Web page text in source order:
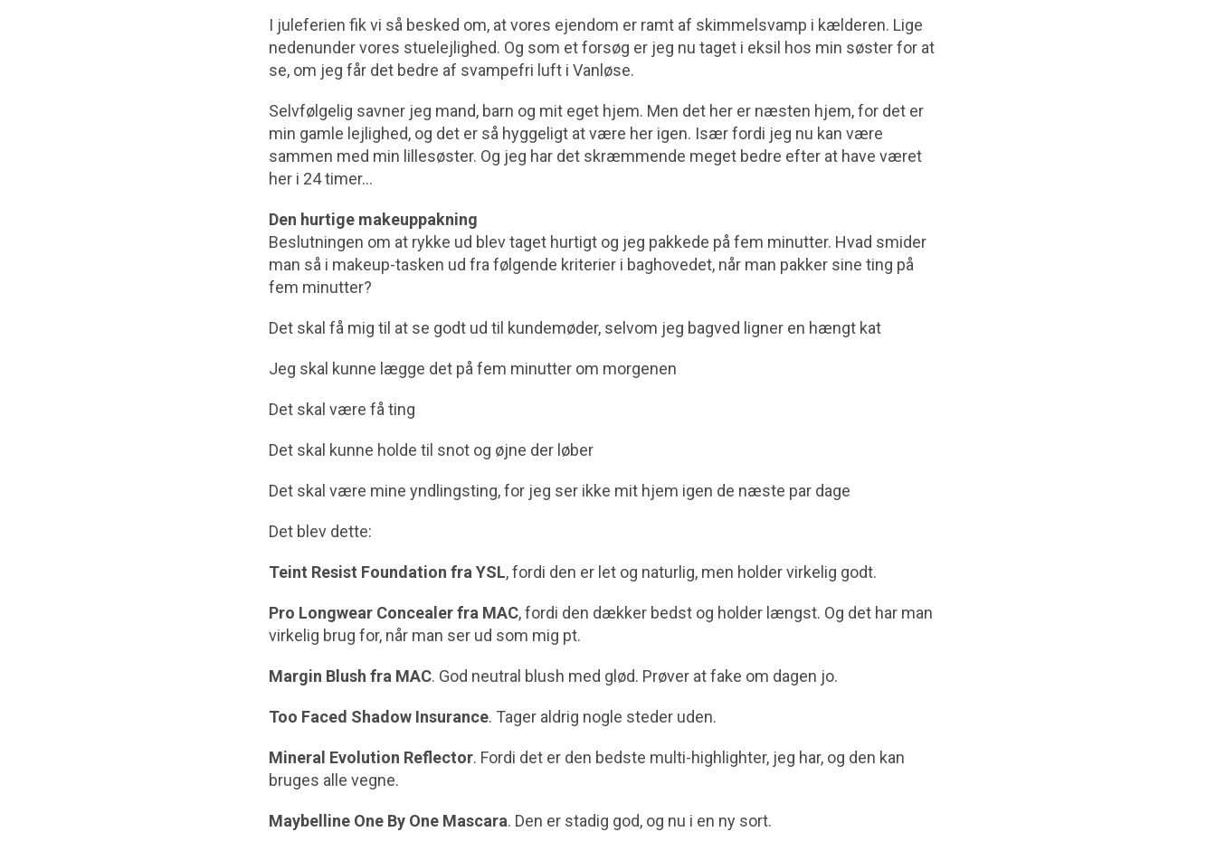
I juleferien fik vi så besked om, at vores ejendom er ramt af skimmelsvamp i kælderen. Lige
nedenunder vores stuelejlighed. Og som et forsøg er jeg nu taget i eksil hos min søster for at
se, om jeg får det bedre af svampefri luft i Vanløse.
Selvfølgelig savner jeg mand, barn og mit eget hjem. Men det her er næsten hjem, for det er
min gamle lejlighed, og det er så hyggeligt at være her igen. Især fordi jeg nu kan være
sammen med min lillesøster. Og jeg har det skræmmende meget bedre efter at have været
her i 24 timer…
Den hurtige makeuppakning
Beslutningen om at rykke ud blev taget hurtigt og jeg pakkede på fem minutter. Hvad smider
man så i makeup-tasken ud fra følgende kriterier i baghovedet, når man pakker sine ting på
fem minutter?
Det skal få mig til at se godt ud til kundemøder, selvom jeg bagved ligner en hængt kat
Jeg skal kunne lægge det på fem minutter om morgenen
Det skal være få ting
Det skal kunne holde til snot og øjne der løber
Det skal være mine yndlingsting, for jeg ser ikke mit hjem igen de næste par dage
Det blev dette:
Teint Resist Foundation fra YSL, fordi den er let og naturlig, men holder virkelig godt.
Pro Longwear Concealer fra MAC, fordi den dækker bedst og holder længst. Og det har man
virkelig brug for, når man ser ud som mig pt.
Margin Blush fra MAC. God neutral blush med glød. Prøver at fake om dagen jo.
Too Faced Shadow Insurance. Tager aldrig nogle steder uden.
Mineral Evolution Reflector. Fordi det er den bedste multi-highlighter, jeg har, og den kan
bruges alle vegne.
Maybelline One By One Mascara. Den er stadig god, og nu i en ny sort.